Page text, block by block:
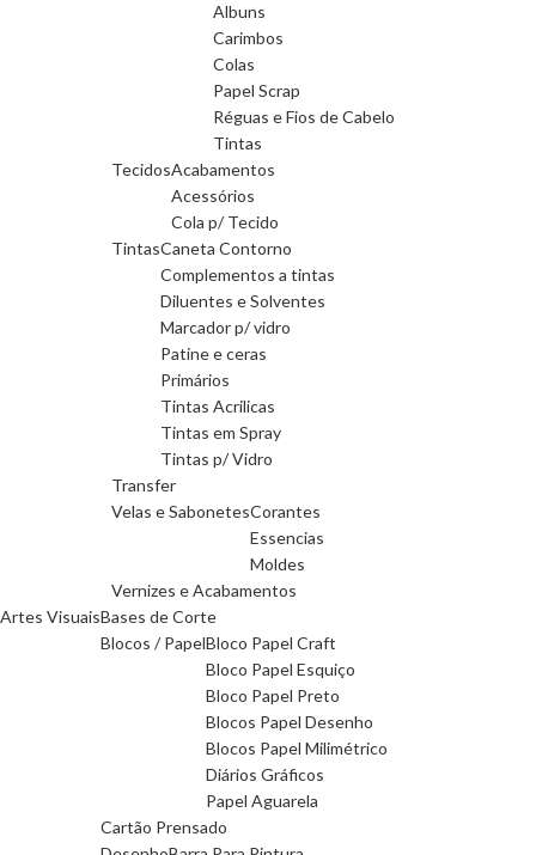
Albuns
Carimbos
Colas
Papel Scrap
Réguas e Fios de Cabelo
Tintas
TecidosAcabamentos
Acessórios
Cola p/ Tecido
TintasCaneta Contorno
Complementos a tintas
Diluentes e Solventes
Marcador p/ vidro
Patine e ceras
Primários
Tintas Acrilicas
Tintas em Spray
Tintas p/ Vidro
Transfer
Velas e SabonetesCorantes
Essencias
Moldes
Vernizes e Acabamentos
Artes VisuaisBases de Corte
Blocos / PapelBloco Papel Craft
Bloco Papel Esquiço
Bloco Papel Preto
Blocos Papel Desenho
Blocos Papel Milimétrico
Diários Gráficos
Papel Aguarela
Cartão Prensado